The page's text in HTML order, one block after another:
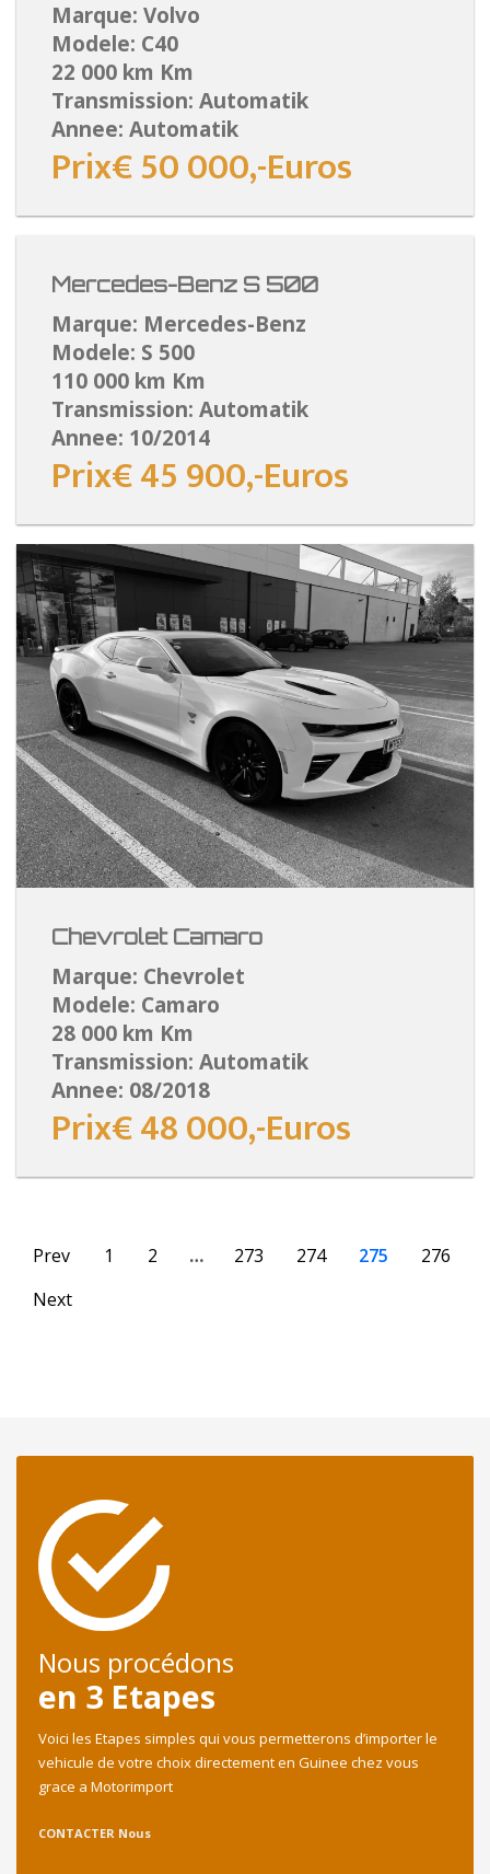
Marque: Volvo
Modele: C40
22 000 km Km
Transmission: Automatik
Annee: Automatik
Prix€ 50 000,-Euros
Mercedes-Benz S 500
Marque: Mercedes-Benz
Modele: S 500
110 000 km Km
Transmission: Automatik
Annee: 10/2014
Prix€ 45 900,-Euros
Chevrolet Camaro
Marque: Chevrolet
Modele: Camaro
28 000 km Km
Transmission: Automatik
Annee: 08/2018
Prix€ 48 000,-Euros
Prev 1 2 … 273 274 275
276
Next
Nous procédons
en 3 Etapes
Voici les Etapes simples qui vous permetterons d’importer le
vehicule de votre choix directement en Guinee chez vous
grace a Motorimport
CONTACTER Nous